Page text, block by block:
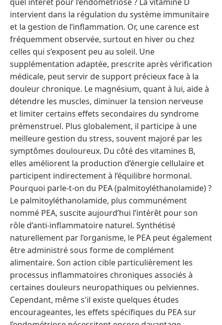
intervient dans la régulation du système immunitaire
et la gestion de l’inflammation. Or, une carence est
fréquemment observée, surtout en hiver ou chez
celles qui s’exposent peu au soleil. Une
supplémentation adaptée, prescrite après vérification
médicale, peut servir de support précieux face à la
douleur chronique. Le magnésium, quant à lui, aide à
détendre les muscles, diminuer la tension nerveuse
et limiter certains effets secondaires du syndrome
prémenstruel. Plus globalement, il participe à une
meilleure gestion du stress, souvent majoré par les
symptômes douloureux. Du côté des vitamines B,
elles améliorent la production d’énergie cellulaire et
participent indirectement à l’équilibre hormonal.
Pourquoi parle-t-on du PEA (palmitoyléthanolamide) ?
Le palmitoyléthanolamide, plus communément
nommé PEA, suscite aujourd’hui l’intérêt pour son
rôle d’anti-inflammatoire naturel. Synthétisé
naturellement par l’organisme, le PEA peut également
être administré sous forme de complément
alimentaire. Son action cible particulièrement les
processus inflammatoires chroniques associés à
certaines douleurs neuropathiques ou pelviennes.
Cependant, même s'il existe quelques études
encourageantes, les effets spécifiques du PEA sur